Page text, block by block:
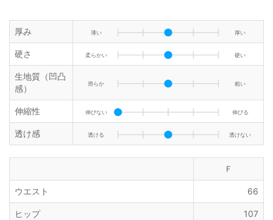
厚み 薄い 厚い
硬さ 柔らかい 硬い
生地質（凹凸
感）
滑らか 粗い
伸縮性 伸びない 伸びる
透け感 透ける 透けない
Ｆ
ウエスト 66
ヒップ 107